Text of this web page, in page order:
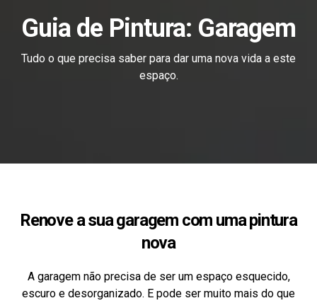
Guia de Pintura: Garagem
Tudo o que precisa saber para dar uma nova vida a este
espaço.
Renove a sua garagem com uma pintura
nova
A garagem não precisa de ser um espaço esquecido,
escuro e desorganizado. E pode ser muito mais do que